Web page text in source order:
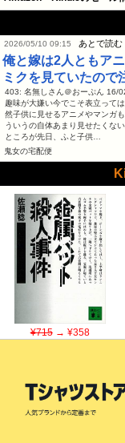
2026/05/10 09:15 あとで読む
俺と嫁は2人ともア
ミクを見ていたの
403: 名無しさん＠おーぷん 16/
趣味が大嫌い今でこそ表立って
然子供に見せるアニメやマンガ
ういうの自体あまり見せたくな
ところが先日、ふと子供…
鬼女の宅配便
¥715→ ¥358